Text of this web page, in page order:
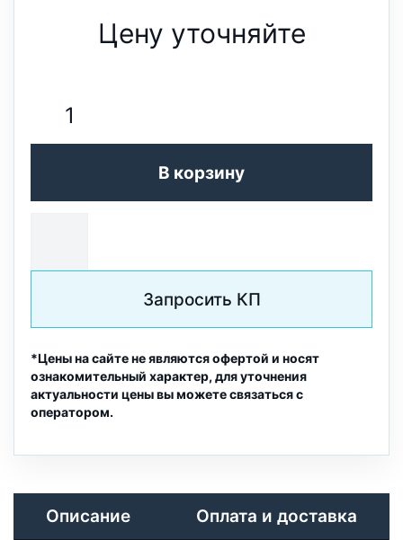
Цену уточняйте
В корзину
Запросить КП
*Цены на сайте не являются офертой и носят
ознакомительный характер, для уточнения
актуальности цены вы можете связаться с
оператором.
Описание Оплата и доставка